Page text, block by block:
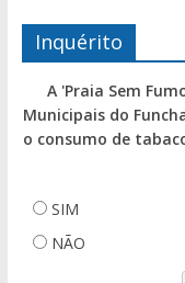
Inquérito
A 'Praia Sem
Municipais do
o consumo de
SIM
NÃO